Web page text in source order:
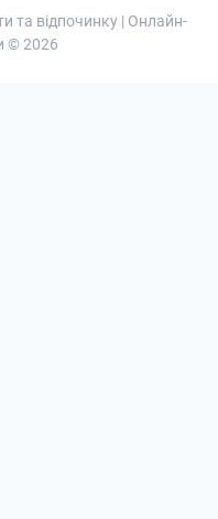
та відпочинку | Онлайн-
© 2026